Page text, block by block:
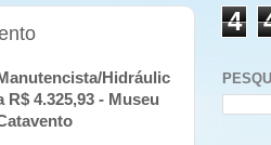
Manutencista/Hidráulic
R$ 4.325,93 - Museu
4